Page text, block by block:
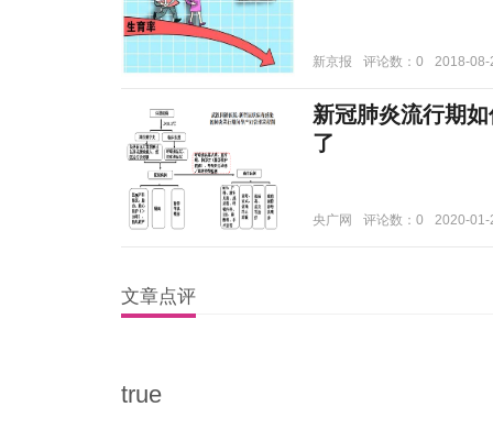
新京报 评论数：0 2018-08-
新冠肺炎流行期
了
央广网 评论数：0 2020-01-
文章点评
true